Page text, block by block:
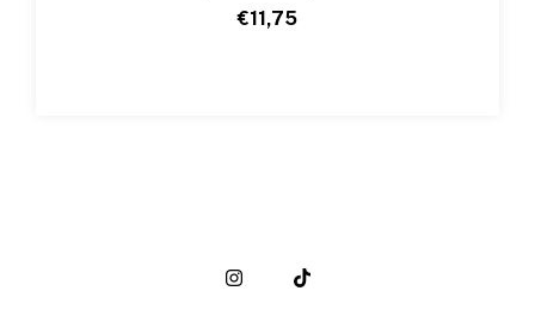
€11,75